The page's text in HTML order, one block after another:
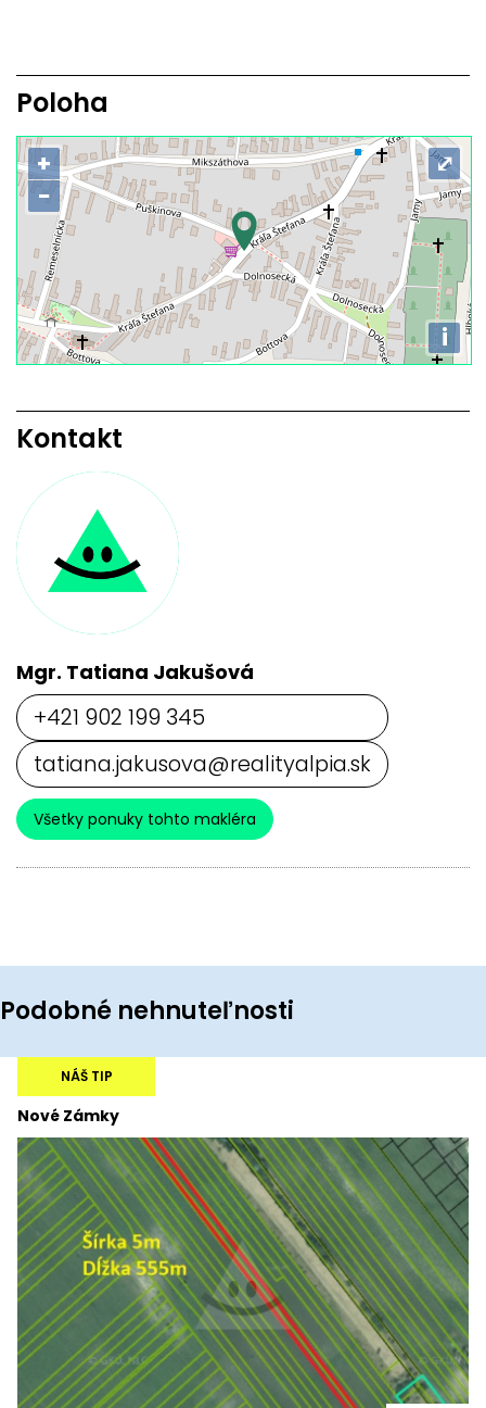
Poloha
+
−
i
⤢
Kontakt
Mgr. Tatiana Jakušová
+421 902 199 345
tatiana.jakusova@realityalpia.sk
Všetky ponuky tohto makléra
Podobné nehnuteľnosti
Nové Zámky
NÁŠ TIP